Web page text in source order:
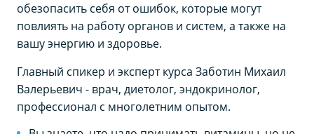
обезопасить себя от ошибок, которые могут
повлиять на работу органов и систем, а также на
вашу энергию и здоровье.
Главный спикер и эксперт курса Заботин Михаил
Валерьевич - врач, диетолог, эндокринолог,
профессионал с многолетним опытом.